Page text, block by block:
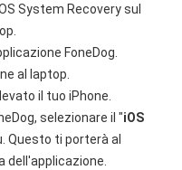
System Recovery sul
FoneDog.
al laptop.
il tuo iPhone.
selezionare il "iOS
Questo ti porterà al
dell'applicazione.